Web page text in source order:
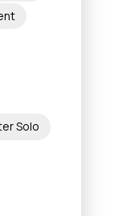
Solo